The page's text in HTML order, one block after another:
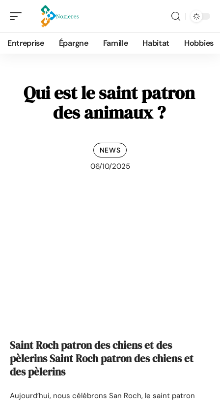
Entreprise Épargne Famille Habitat Hobbies
Qui est le saint patron
des animaux ?
NEWS
06/10/2025
Saint Roch patron des chiens et des
pèlerins Saint Roch patron des chiens et
des pèlerins
Aujourd’hui, nous célébrons San Roch, le saint patron